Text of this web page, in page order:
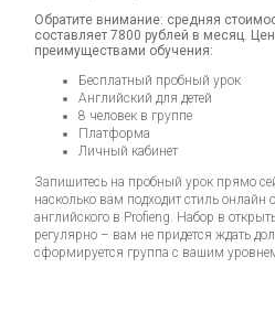
Обратите внимание: средняя
составляет 7800 рублей в месяц.
преимуществами обучения:
Бесплатный пробный урок
Английский для детей
8 человек в группе
Платформа
Личный кабинет
Запишитесь на пробный урок прямо
насколько вам подходит стиль онлайн
английского в Profieng. Набор в
регулярно – вам не придется ждать
сформируется группа с вашим